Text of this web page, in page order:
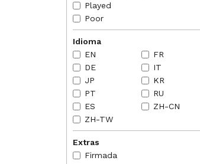
Played
Poor
Idioma
EN
FR
DE
IT
JP
KR
PT
RU
ES
ZH-CN
ZH-TW
Extras
Firmada